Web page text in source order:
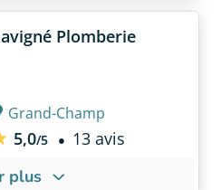
sous 3-
vous
Plomberie
Grand-Champ
5,0/5 13 avis
plus